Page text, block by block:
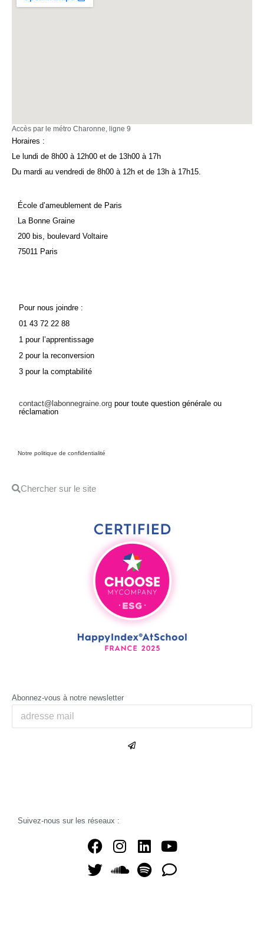
Accès par le métro Charonne, ligne 9
Horaires :
Le lundi de 8h00 à 12h00 et de 13h00 à 17h
Du mardi au vendredi de 8h00 à 12h et de 13h à 17h15.
École d’ameublement de Paris
La Bonne Graine
200 bis, boulevard Voltaire
75011 Paris
Pour nous joindre :
01 43 72 22 88
1 pour l’apprentissage
2 pour la reconversion
3 pour la comptabilité
contact@labonnegraine.org pour toute question générale ou
réclamation
Notre politique de confidentialité
Abonnez-vous à notre newsletter
Suivez-nous sur les réseaux :